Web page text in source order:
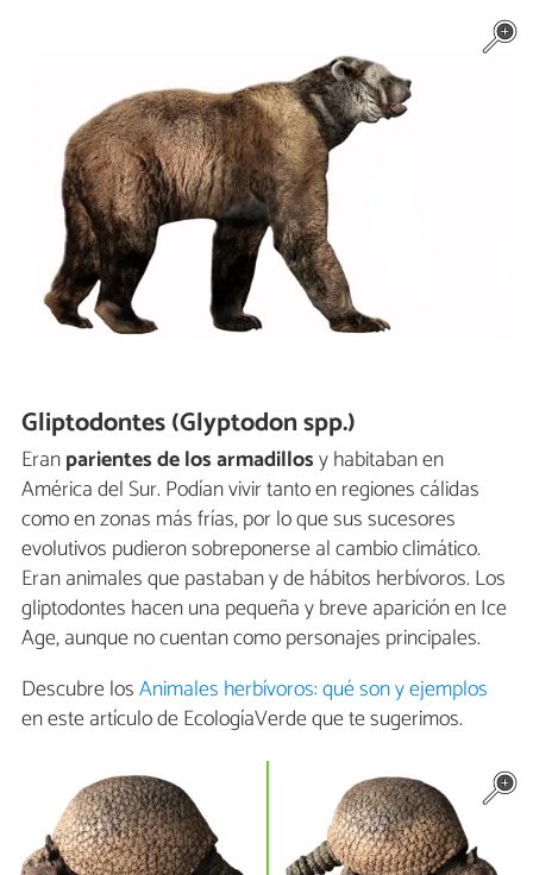
Gliptodontes (Glyptodon spp.)
Eranparientes de los armadillosy habitaban en
América del Sur. Podían vivir tanto en regiones cálidas
como en zonas más frías, por lo que sus sucesores
evolutivos pudieron sobreponerse al cambio climático.
Eran animales que pastaban y de hábitos herbívoros. Los
gliptodontes hacen una pequeña y breve aparición en Ice
Age, aunque no cuentan como personajes principales.
Descubre losAnimales herbívoros: qué son y ejemplos
en este artículo de EcologíaVerde que te sugerimos.